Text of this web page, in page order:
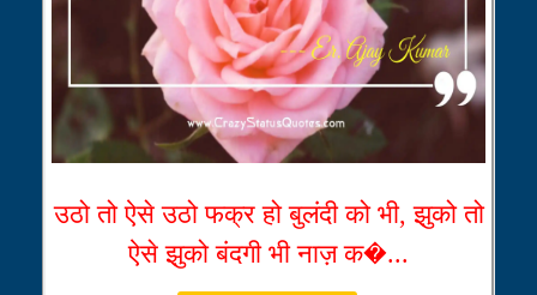
उठो तो ऐसे उठो फक्र हो बुलंदी को भी, झुको तो
ऐसे झुको बंदगी भी नाज़ क�...